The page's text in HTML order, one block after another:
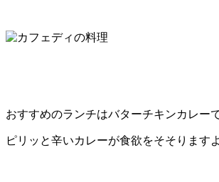
おすすめのランチはバターチキンカレー
ピリッと辛いカレーが食欲をそそります